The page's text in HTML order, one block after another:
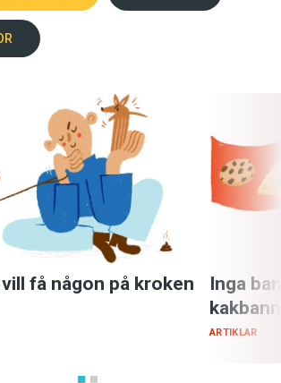
få någon på kroken
Inga
ARTIKLAR